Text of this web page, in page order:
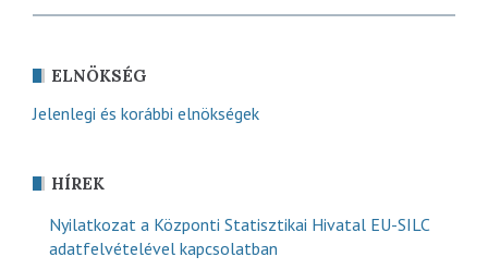
ELNÖKSÉG
Jelenlegi és korábbi elnökségek
HÍREK
Nyilatkozat a Központi Statisztikai Hivatal EU-SILC
adatfelvételével kapcsolatban